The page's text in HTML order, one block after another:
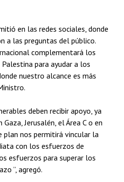
en las redes sociales, donde
a las preguntas del público.
complementará los
para ayudar a los
nuestro alcance es más
deben recibir apoyo, ya
Jerusalén, el Área C o en
plan nos permitirá vincular la
con los esfuerzos de
esfuerzos para superar los
”, agregó.